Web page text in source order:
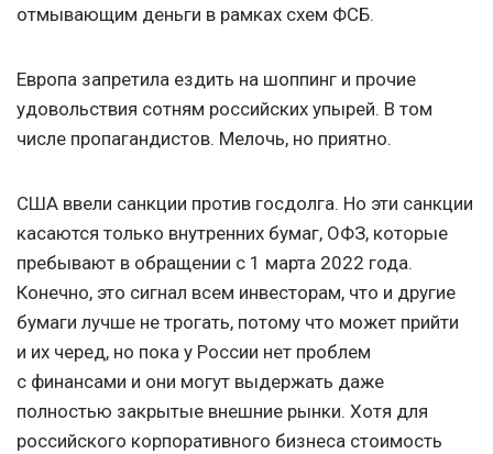
отмывающим деньги в рамках схем ФСБ.
Европа запретила ездить на шоппинг и прочие
удовольствия сотням российских упырей. В том
числе пропагандистов. Мелочь, но приятно.
США ввели санкции против госдолга. Но эти санкции
касаются только внутренних бумаг, ОФЗ, которые
пребывают в обращении с 1 марта 2022 года.
Конечно, это сигнал всем инвесторам, что и другие
бумаги лучше не трогать, потому что может прийти
и их черед, но пока у России нет проблем
с финансами и они могут выдержать даже
полностью закрытые внешние рынки. Хотя для
российского корпоративного бизнеса стоимость